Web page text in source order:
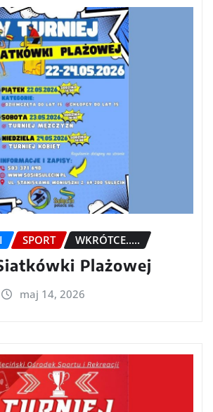
SPORT WKRÓTCE.....
Plażowej
maj 14, 2026